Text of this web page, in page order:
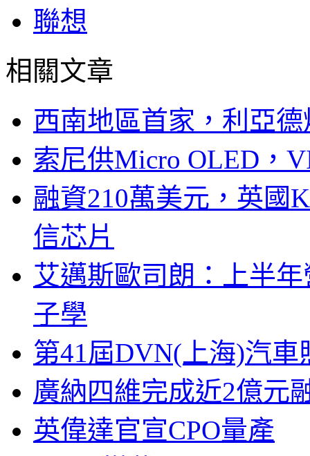
聯想
相關文章
西南地區首家，利亞
索尼供Micro OLED，
融資210萬美元，英國
信芯片
艾邁斯歐司朗：上半
子學
第41屆DVN(上海)汽
廣納四維完成近2億元
英偉達官宣CPO量產